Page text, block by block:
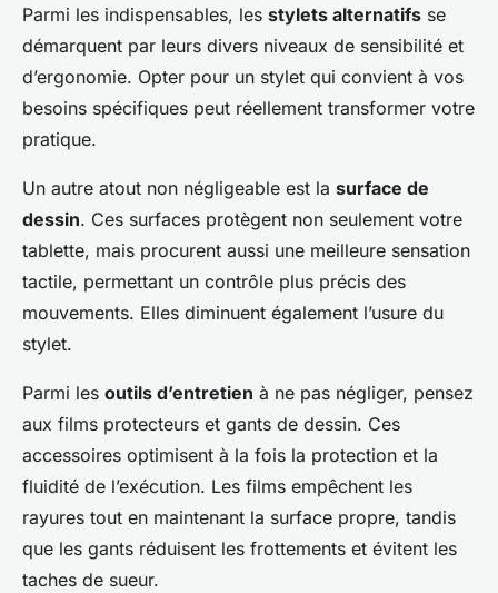
Parmi les indispensables, les stylets alternatifs se
démarquent par leurs divers niveaux de sensibilité et
d’ergonomie. Opter pour un stylet qui convient à vos
besoins spécifiques peut réellement transformer votre
pratique.
Un autre atout non négligeable est la surface de
dessin. Ces surfaces protègent non seulement votre
tablette, mais procurent aussi une meilleure sensation
tactile, permettant un contrôle plus précis des
mouvements. Elles diminuent également l’usure du
stylet.
Parmi les outils d’entretien à ne pas négliger, pensez
aux films protecteurs et gants de dessin. Ces
accessoires optimisent à la fois la protection et la
fluidité de l’exécution. Les films empêchent les
rayures tout en maintenant la surface propre, tandis
que les gants réduisent les frottements et évitent les
taches de sueur.